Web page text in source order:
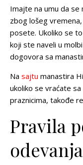
Imajte na umu da
zbog lošeg
posete. Ukoliko se
koji ste naveli u
dogovora sa
Na sajtu manastira
ukoliko se vraćate
praznicima, takođe
Pravila
odevanja